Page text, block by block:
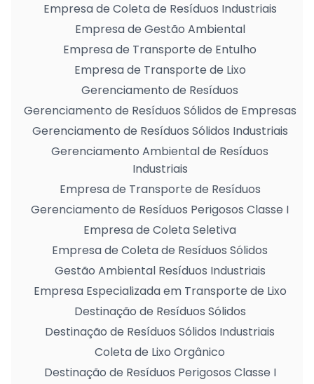
Empresa de Coleta de Resíduos Industriais
Empresa de Gestão Ambiental
Empresa de Transporte de Entulho
Empresa de Transporte de Lixo
Gerenciamento de Resíduos
Gerenciamento de Resíduos Sólidos de Empresas
Gerenciamento de Resíduos Sólidos Industriais
Gerenciamento Ambiental de Resíduos
Industriais
Empresa de Transporte de Resíduos
Gerenciamento de Resíduos Perigosos Classe I
Empresa de Coleta Seletiva
Empresa de Coleta de Resíduos Sólidos
Gestão Ambiental Resíduos Industriais
Empresa Especializada em Transporte de Lixo
Destinação de Resíduos Sólidos
Destinação de Resíduos Sólidos Industriais
Coleta de Lixo Orgânico
Destinação de Resíduos Perigosos Classe I